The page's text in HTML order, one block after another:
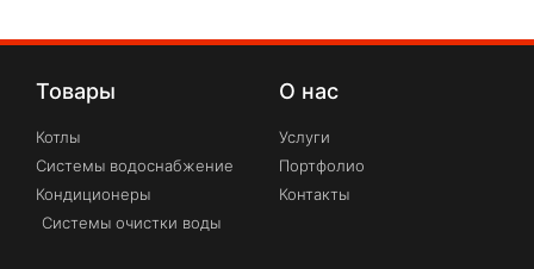
Товары
Котлы
Системы водоснабжение
Кондиционеры
Системы очистки воды
О нас
Услуги
Портфолио
Контакты